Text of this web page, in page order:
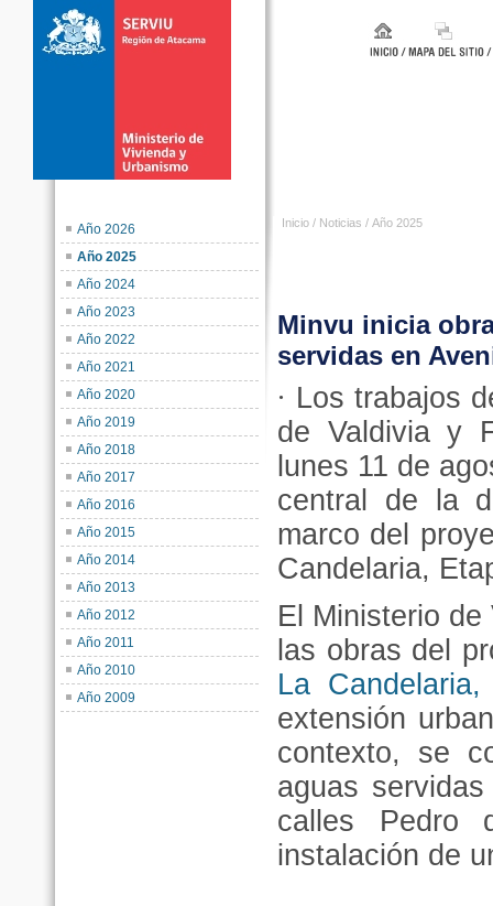
Año 2026
Año 2025
Año 2024
Año 2023
Año 2022
Año 2021
Año 2020
Año 2019
Año 2018
Año 2017
Año 2016
Año 2015
Año 2014
Año 2013
Año 2012
Año 2011
Año 2010
Año 2009
Inicio / Noticias / Año 2025
Minvu inicia
servidas en
· Los trabajos
de Valdivia y
lunes 11 de
central de la
marco del
Candelaria,
El Ministerio
las obras del
La
extensión
contexto, se
aguas
calles Pedro
instalación de